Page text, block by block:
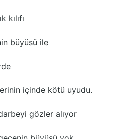
kılıfı
büyüsü ile
içinde kötü uyudu.
gözler alıyor